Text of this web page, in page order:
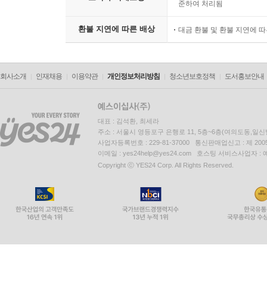
준하여 처리됨
환불 지연에 따른 배상 대금 환불 및 환불 지연에
회사소개 인재채용 이용약관 개인정보처리방침 청소년보호정책 도서홍보안내
대표 : 김석환, 최세라
주소 : 서울시 영등포구 은행로 11, 5층~6층(여의도동,일신
사업자등록번호 : 229-81-37000 통신판매업신고 : 제
이메일 : yes24help@yes24.com 호스팅 서비스사업자 :
Copyright ⓒ YES24 Corp. All Rights Reserved.